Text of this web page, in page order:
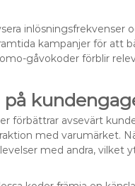
kampanjer för att
gåvokoder förblir
på
förbättrar avsevärt
med varumärket.
med andra, vilket